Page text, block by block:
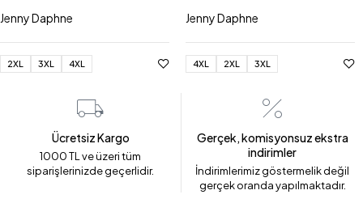
Jenny Daphne
2XL 3XL 4XL
Jenny Daphne
4XL 2XL 3XL
Ücretsiz Kargo
1000 TL ve üzeri tüm
siparişlerinizde geçerlidir.
Gerçek, komisyonsuz ekstra
indirimler
İndirimlerimiz göstermelik değil
gerçek oranda yapılmaktadır.